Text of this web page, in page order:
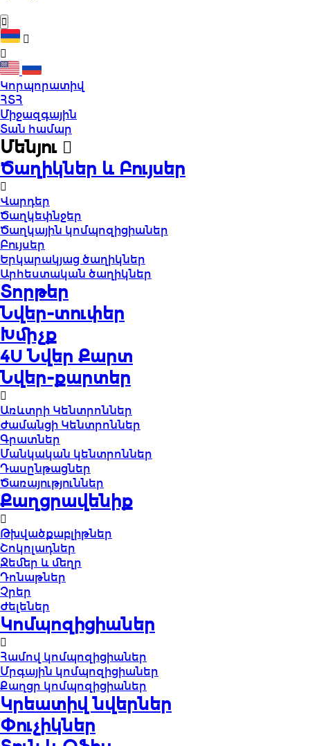
Կորպորատիվ
ՀՏՀ
Միջազգային
Տան համար
Մենյու
Ծաղիկներ և Բույսեր
Վարդեր
Ծաղկեփնջեր
Ծաղկային կոմպոզիցիաներ
Բույսեր
Երկարակյաց ծաղիկներ
Արհեստական ծաղիկներ
Տորթեր
Նվեր-տուփեր
Խմիչք
4U Նվեր Քարտ
Նվեր-քարտեր
Առևտրի Կենտրոններ
Ժամանցի Կենտրոններ
Գրատներ
Մանկական կենտրոններ
Դասընթացներ
Ծառայություններ
Քաղցրավենիք
Թխվածքաբլիթներ
Շոկոլադներ
Ջեմեր և մեղր
Դոնաթներ
Չրեր
Ժելեներ
Կոմպոզիցիաներ
Համով կոմպոզիցիաներ
Մրգային կոմպոզիցիաներ
Քաղցր կոմպոզիցիաներ
Կրեատիվ նվերներ
Փուչիկներ